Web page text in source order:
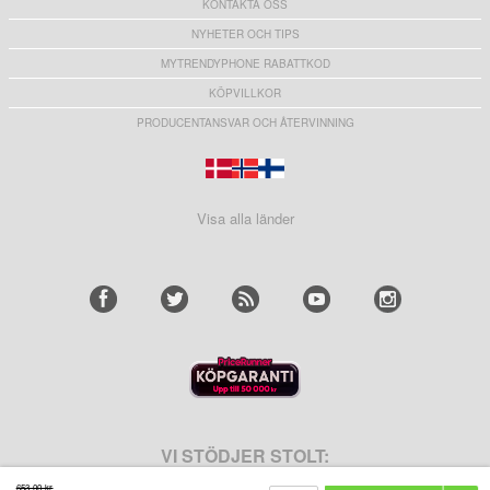
653,00 kr
KONTAKTA OSS
NYHETER OCH TIPS
MYTRENDYPHONE RABATTKOD
KÖPVILLKOR
PRODUCENTANSVAR OCH ÅTERVINNING
Visa alla länder
VI STÖDJER STOLT: